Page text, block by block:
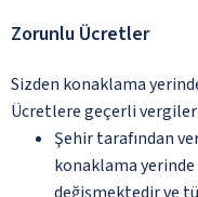
Zorunlu Ücretler
Sizden konaklama
Ücretlere geçerli
Şehir tarafından
konaklama
değişmektedir ve